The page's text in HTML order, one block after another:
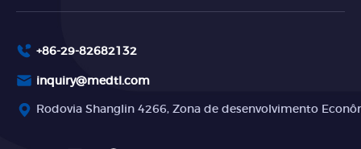
+86-29-82682132
inquiry@medtl.com
Rodovia Shanglin 4266, Zona de desenvolvimento